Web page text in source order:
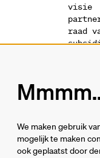
visie
raad
We maken gebruik
mogelijk te maken
ook geplaatst door